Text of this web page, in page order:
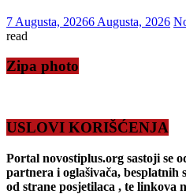
7 Augusta, 20266 Augusta, 2026
read
Zipa photo
USLOVI KORIŠĆENJA
Portal novostiplus.org sastoji se
partnera i oglašivača,
od strane posjetilaca , te linkova